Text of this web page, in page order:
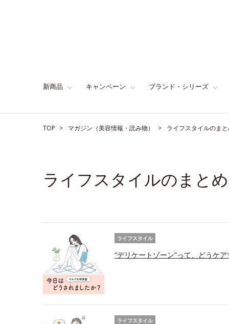
新商品 キャンペーン ブランド・シリーズ
TOP マガジン（美容情報・読み物） ライフスタイルのま
ライフスタイルのまとめ
ライフスタイル
“デリケートゾーン”って、どうケ
ライフスタイル